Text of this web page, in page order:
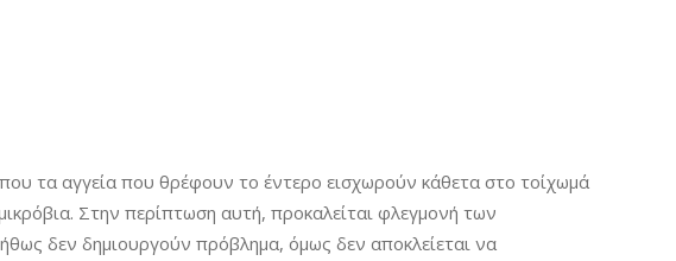
τα αγγεία που θρέφουν το έντερο εισχωρούν κάθετα στο τοίχωμά
Στην περίπτωση αυτή, προκαλείται φλεγμονή των
δεν δημιουργούν πρόβλημα, όμως δεν αποκλείεται να